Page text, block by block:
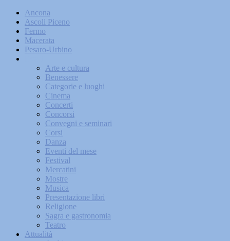
Ancona
Ascoli Piceno
Fermo
Macerata
Pesaro-Urbino
Arte e cultura
Benessere
Categorie e luoghi
Cinema
Concerti
Concorsi
Convegni e seminari
Corsi
Danza
Eventi del mese
Festival
Mercatini
Mostre
Musica
Presentazione libri
Religione
Sagra e gastronomia
Teatro
Attualità